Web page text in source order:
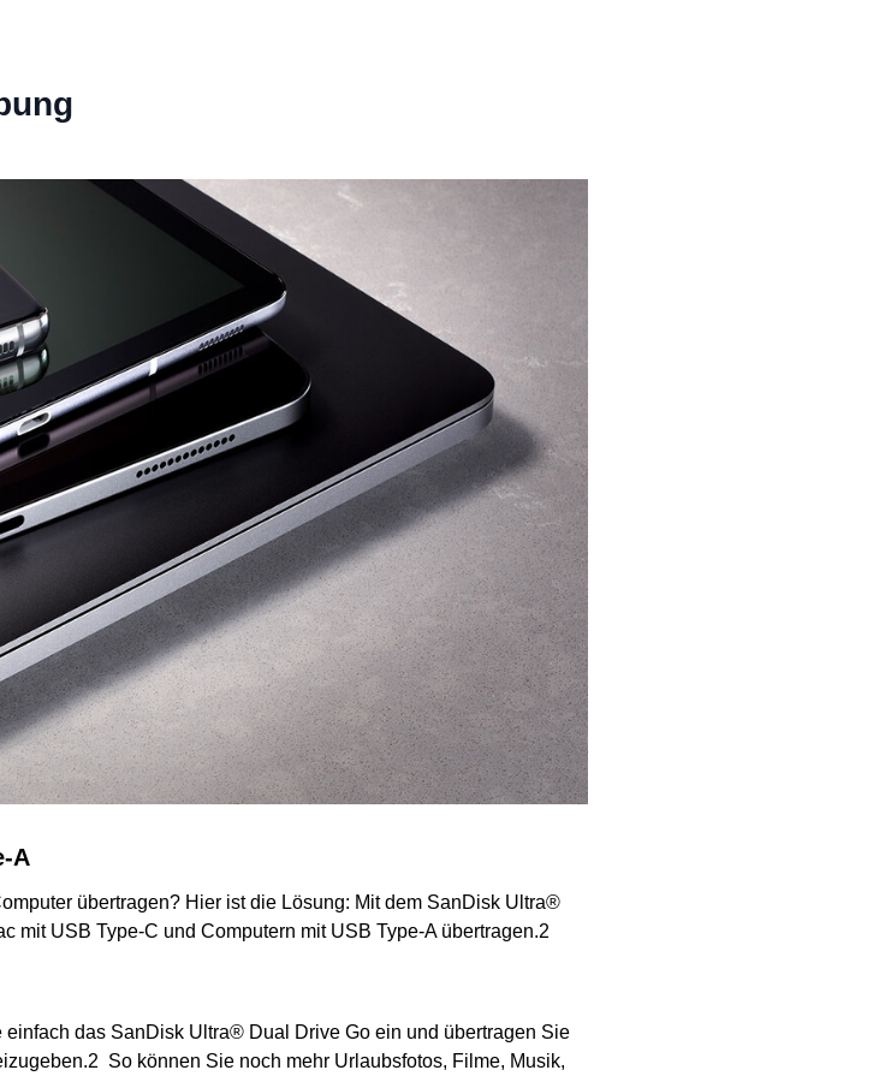
A
übertragen? Hier ist die Lösung: Mit dem SanDisk Ultra®
mit USB Type-C und Computern mit USB Type-A übertragen.2
das SanDisk Ultra® Dual Drive Go ein und übertragen Sie
So können Sie noch mehr Urlaubsfotos, Filme, Musik,